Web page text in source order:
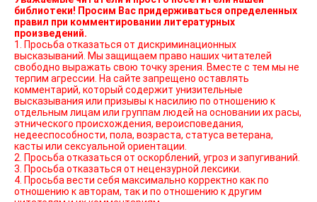
библиотеки! Просим Вас придерживаться определенных
правил при комментировании литературных
произведений.
1. Просьба отказаться от дискриминационных
высказываний. Мы защищаем право наших читателей
свободно выражать свою точку зрения. Вместе с тем мы не
терпим агрессии. На сайте запрещено оставлять
комментарий, который содержит унизительные
высказывания или призывы к насилию по отношению к
отдельным лицам или группам людей на основании их расы,
этнического происхождения, вероисповедания,
недееспособности, пола, возраста, статуса ветерана,
касты или сексуальной ориентации.
2. Просьба отказаться от оскорблений, угроз и запугиваний.
3. Просьба отказаться от нецензурной лексики.
4. Просьба вести себя максимально корректно как по
отношению к авторам, так и по отношению к другим